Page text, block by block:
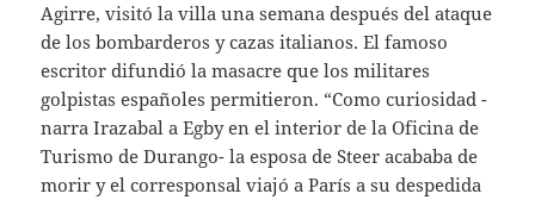
Agirre, visitó la villa una semana después del ataque
de los bombarderos y cazas italianos. El famoso
escritor difundió la masacre que los militares
golpistas españoles permitieron. “Como curiosidad -
narra Irazabal a Egby en el interior de la Oficina de
Turismo de Durango- la esposa de Steer acababa de
morir y el corresponsal viajó a París a su despedida